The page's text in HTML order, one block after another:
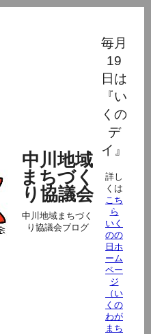
中川地域
まちづく
り協議会
中川地域まちづく
り協議会ブログ
毎月
19
日は
『い
くの
デ
イ』
詳し
くは
こち
ら
いく
のの
日ホ
ーム
ペー
ジ
（い
くの
わが
まち